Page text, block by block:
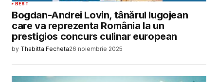
BEST
Bogdan-Andrei Lovin, tânărul lugojean
care va reprezenta România la un
prestigios concurs culinar european
by Thabitta Fecheta26 noiembrie 2025